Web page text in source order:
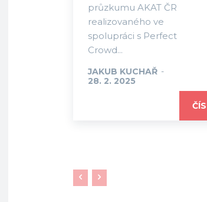
průzkumu AKAT ČR
realizovaného ve
spolupráci s Perfect
Crowd...
JAKUB KUCHAŘ -
28. 2. 2025